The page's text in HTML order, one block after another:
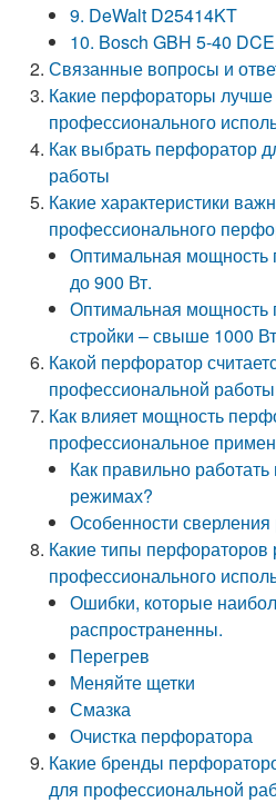
9. DeWalt D25414KT
10. Bosch GBH 5-40 DCE
Связанные вопросы и
Какие перфораторы лучше
профессионального
Как выбрать перфоратор
работы
Какие характеристики
профессионального
Оптимальная
до 900 Вт.
Оптимальная мощность
стройки – свыше 1000
Какой перфоратор
профессиональной работы
Как влияет мощность
профессиональное
Как правильно
режимах?
Особенности
Какие типы перфораторов
профессионального
Ошибки, которые
распространенны.
Перегрев
Меняйте щетки
Смазка
Очистка перфоратора
Какие бренды
для профессиональной